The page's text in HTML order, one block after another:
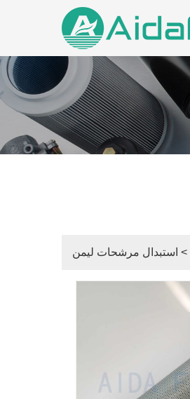
> استبدال مرشحات ليمن